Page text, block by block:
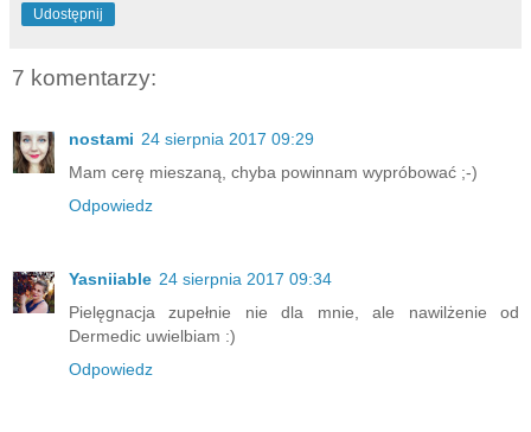
Udostępnij
7 komentarzy:
nostami 24 sierpnia 2017 09:29
Mam cerę mieszaną, chyba powinnam wypróbować ;-)
Odpowiedz
Yasniiable 24 sierpnia 2017 09:34
Pielęgnacja zupełnie nie dla mnie, ale nawilżenie od
Dermedic uwielbiam :)
Odpowiedz